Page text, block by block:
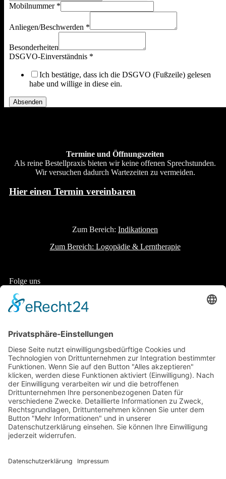
Mobilnummer *
Anliegen/Beschwerden *
Besonderheiten
DSGVO-Einverständnis *
Ich bestätige, dass ich die DSGVO (Fußzeile) gelesen
habe und willige in diese ein.
Absenden
Termine und Öffnungszeiten
Als reine Bestellpraxis bieten wir keine offenen Sprechstunden.
Wir versuchen dadurch Wartezeiten zu vermeiden.
Hier einen Termin vereinbaren
Zum Bereich: Indikationen
Zum Bereich: Logopädie & Lerntherapie
Folge uns
Zentrum Allerwärtz - Detmold
Osteopathie & vitalistische Chiropraktik
alltagsorientierte Logopädie & Lerntherapie
Lange Straße 65
32756 Detmold
Allerwärtz - Paderborn
Osteopathie & vitalistische Chiropraktik
Kaiser-Heinrich-Straße 76
33104 Paderborn